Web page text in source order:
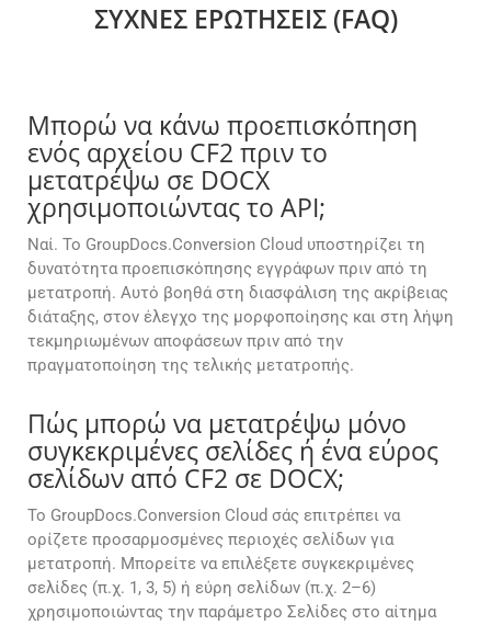
ΣΥΧΝΈΣ ΕΡΩΤΉΣΕΙΣ (FAQ)
Μπορώ να κάνω προεπισκόπηση
ενός αρχείου CF2 πριν το
μετατρέψω σε DOCX
χρησιμοποιώντας το API;
Ναί. Το GroupDocs.Conversion Cloud υποστηρίζει τη
δυνατότητα προεπισκόπησης εγγράφων πριν από τη
μετατροπή. Αυτό βοηθά στη διασφάλιση της ακρίβειας
διάταξης, στον έλεγχο της μορφοποίησης και στη λήψη
τεκμηριωμένων αποφάσεων πριν από την
πραγματοποίηση της τελικής μετατροπής.
Πώς μπορώ να μετατρέψω μόνο
συγκεκριμένες σελίδες ή ένα εύρος
σελίδων από CF2 σε DOCX;
Το GroupDocs.Conversion Cloud σάς επιτρέπει να
ορίζετε προσαρμοσμένες περιοχές σελίδων για
μετατροπή. Μπορείτε να επιλέξετε συγκεκριμένες
σελίδες (π.χ. 1, 3, 5) ή εύρη σελίδων (π.χ. 2–6)
χρησιμοποιώντας την παράμετρο Σελίδες στο αίτημα